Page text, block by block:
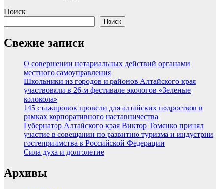
Поиск
Поиск
Свежие записи
О совершении нотариальных действий органами
местного самоуправления
Школьники из городов и районов Алтайского края
участвовали в 26-м фестивале экологов «Зеленые
колокола»
145 стажировок провели для алтайских подростков в
рамках корпоративного наставничества
Губернатор Алтайского края Виктор Томенко принял
участие в совещании по развитию туризма и индустрии
гостеприимства в Российской Федерации
Сила духа и долголетие
Архивы